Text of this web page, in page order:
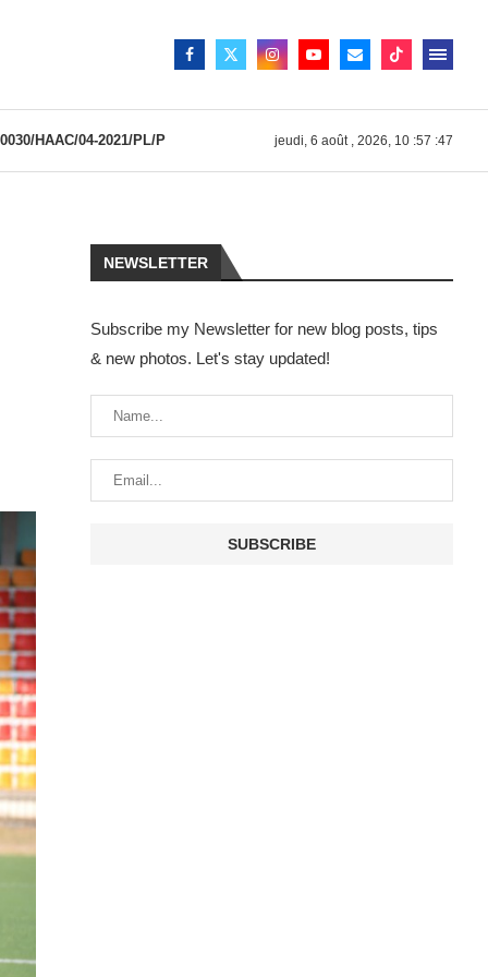
HAAC/04-2021/PL/P jeudi, 6 août , 2026, 10 :57 :47
NEWSLETTER
Subscribe my Newsletter for new blog posts, tips
& new photos. Let's stay updated!